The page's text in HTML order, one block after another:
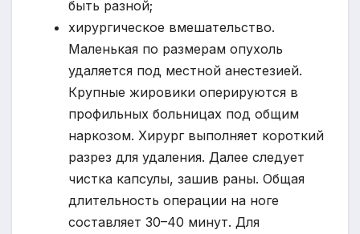
быть разной;
хирургическое вмешательство.
Маленькая по размерам опухоль
удаляется под местной анестезией.
Крупные жировики оперируются в
профильных больницах под общим
наркозом. Хирург выполняет короткий
разрез для удаления. Далее следует
чистка капсулы, зашив раны. Общая
длительность операции на ноге
составляет 30–40 минут. Для